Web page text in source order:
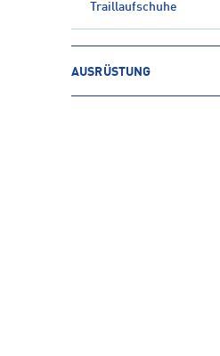
Traillaufschuhe
AUSRÜSTUNG